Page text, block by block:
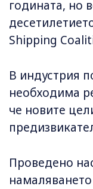
годината, но
Shipping
В индустрия
необходима
че новите
Проведено